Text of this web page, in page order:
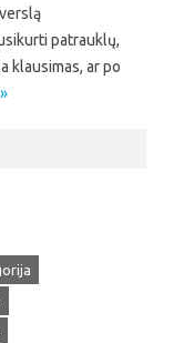
patrauklų,
klausimas, ar po